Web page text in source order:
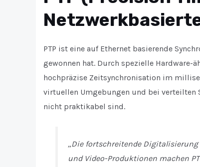
PTP ist eine auf Ethernet basierende
gewonnen hat. Durch spezielle Hardware-
hochpräzise Zeitsynchronisation im
virtuellen Umgebungen und bei verteilten
nicht praktikabel sind.
„Die fortschreitende
und Video-Produktionen machen